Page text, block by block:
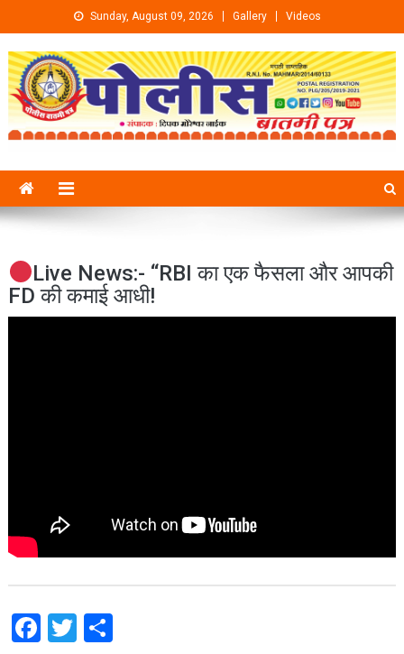
Skip to content Sunday, August 09, 2026 Gallery Videos
Live News:- “RBI का एक फैसला और आपकी
FD की कमाई आधी!
Facebook
Twitter
Share